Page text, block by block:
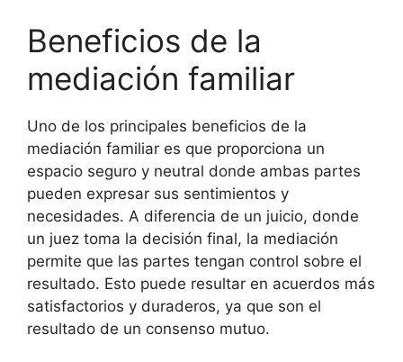
Beneficios de la
mediación familiar
Uno de los principales beneficios de la
mediación familiar es que proporciona un
espacio seguro y neutral donde ambas partes
pueden expresar sus sentimientos y
necesidades. A diferencia de un juicio, donde
un juez toma la decisión final, la mediación
permite que las partes tengan control sobre el
resultado. Esto puede resultar en acuerdos más
satisfactorios y duraderos, ya que son el
resultado de un consenso mutuo.